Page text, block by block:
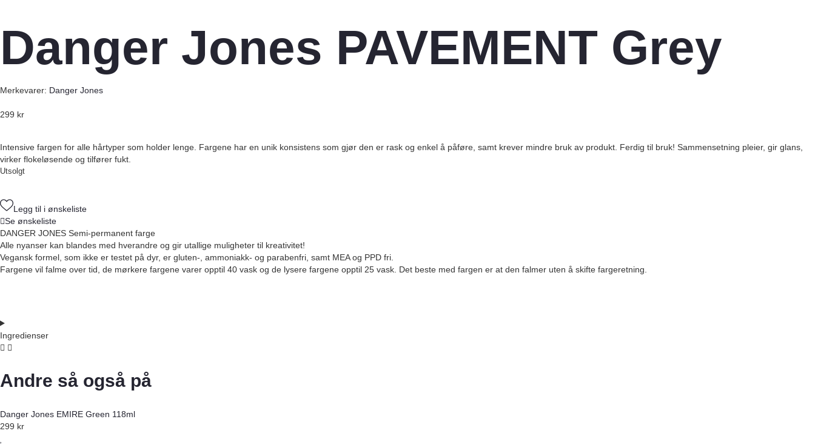
Danger Jones PAVEMENT Grey
Merkevarer: Danger Jones
299 kr
Intensive fargen for alle hårtyper som holder lenge. Fargene har en unik konsistens som gjør den er rask og enkel å påføre, samt krever mindre bruk av produkt. Ferdig til bruk! Sammensetning pleier, gir glans,
virker flokeløsende og tilfører fukt.
Utsolgt
Legg til i ønskeliste
Se ønskeliste
DANGER JONES Semi-permanent farge
Alle nyanser kan blandes med hverandre og gir utallige muligheter til kreativitet!
Vegansk formel, som ikke er testet på dyr, er gluten-, ammoniakk- og parabenfri, samt MEA og PPD fri.
Fargene vil falme over tid, de mørkere fargene varer opptil 40 vask og de lysere fargene opptil 25 vask. Det beste med fargen er at den falmer uten å skifte fargeretning.
Ingredienser
Andre så også på
Danger Jones EMIRE Green 118ml
299 kr